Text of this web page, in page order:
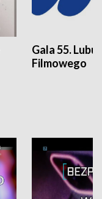
Gala 55.
Filmowego